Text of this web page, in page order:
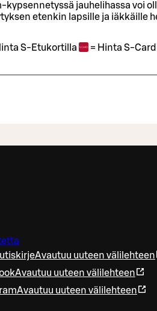
jauhelihassa voi
etenkin lapsille ja iäkkäille
S-Etukortilla = Hinta S-
Avautuu uuteen välilehteen
Avautuu uuteen välilehteen
Avautuu uuteen välilehteen